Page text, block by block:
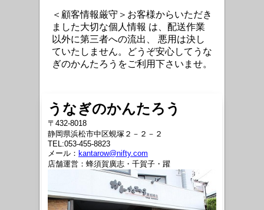
＜顧客情報厳守＞お客様からいただき
ました大切な個人情報 は、配送作業
以外に第三者への流出、 悪用は決し
ていたしません。どうぞ安心してうな
ぎのかんたろうをご利用下さいませ。
うなぎのかんたろう
〒432-8018
静岡県浜松市中区蜆塚２－２－２
TEL:053-455-8823
メール： kantarow@nifty.com
店舗運営：蜂須賀廣志・千賀子・躍